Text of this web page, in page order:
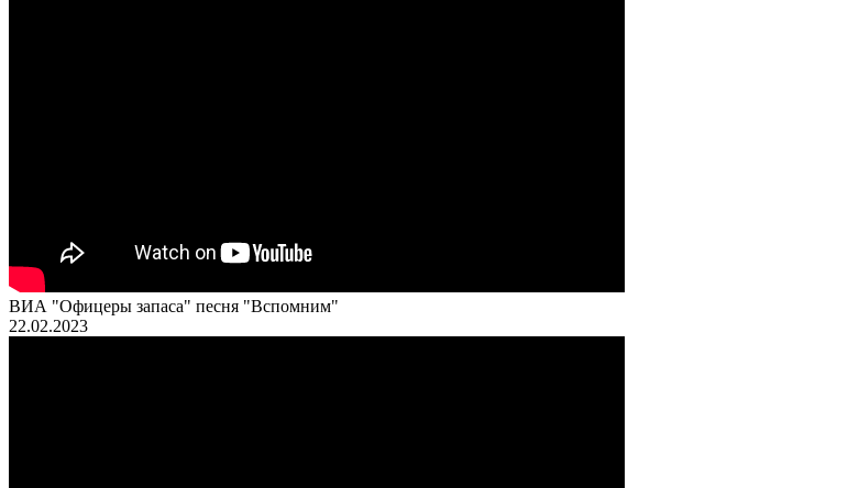
ВИА "Офицеры запаса" песня "Вспомним"
22.02.2023